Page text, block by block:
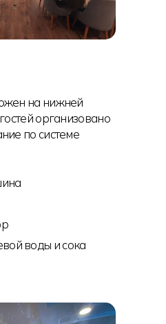
на нижней
организовано
по системе
воды и сока